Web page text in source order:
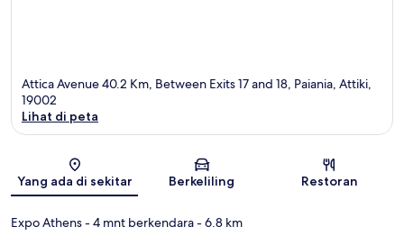
Attica Avenue 40.2 Km, Between Exits 17 and 18, Paiania, Attiki,
19002
Lihat di peta
Yang ada di sekitar Berkeliling Restoran
Expo Athens- 4 mnt berkendara- 6.8 km